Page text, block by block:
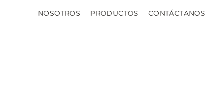
NOSOTROS PRODUCTOS CONTÁCTANOS